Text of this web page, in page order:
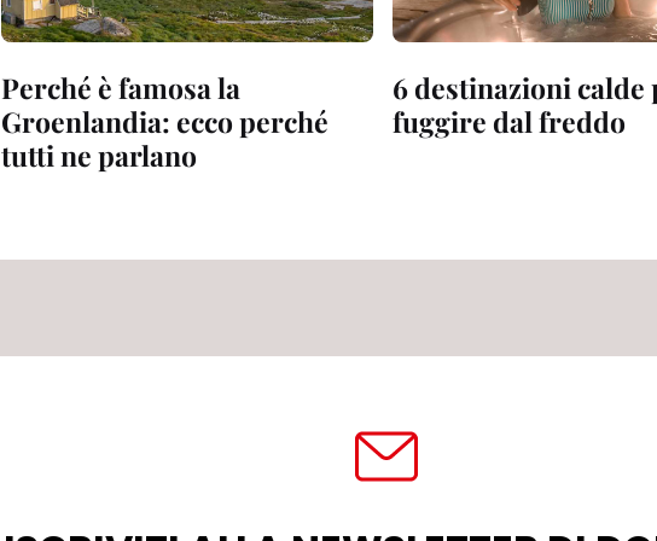
Perché è famosa la
Groenlandia: ecco perché
tutti ne parlano
6 destinazioni calde
fuggire dal freddo